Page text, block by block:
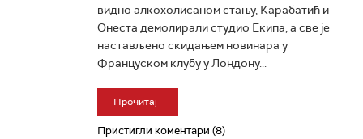
видно алкохолисаном стању, Карабатић и
Онеста демолирали студио Екипа, а све је
настављено скидањем новинара у
Француском клубу у Лондону...
Прочитај
Пристигли коментари (8)